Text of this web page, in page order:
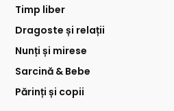
Timp liber
Dragoste și relații
Nunți și mirese
Sarcină & Bebe
Părinți și copii